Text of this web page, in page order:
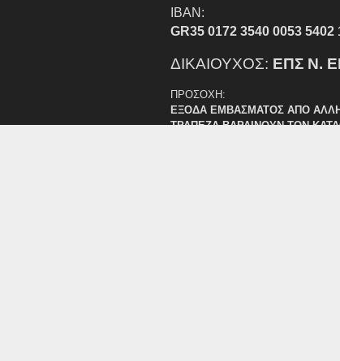
IBAN:
GR35 0172 3540 0053 5402
ΔΙΚΑΙΟΥΧΟΣ: ΕΠΣ Ν.
ΠΡΟΣΟΧΗ:
ΕΞΟΔΑ ΕΜΒΑΣΜΑΤΟΣ ΑΠΟ
ΤΡΑΠΕΖΑ ΒΑΡΑΙΝΟΥΝ ΤΟΝ